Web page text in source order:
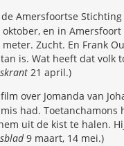
Amersfoortse
en in
Zucht. En Frank
is. Wat heeft dat volk
21 april.)
over Jomanda van
had.
uit de kist te halen.
9 maart, 14 mei.)